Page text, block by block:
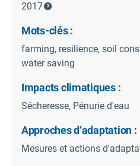
2017
Mots-clés :
farming, resilience, soil
water saving
Impacts climatiques :
Sécheresse, Pénurie d'eau
Approches d’adaptation :
Mesures et actions